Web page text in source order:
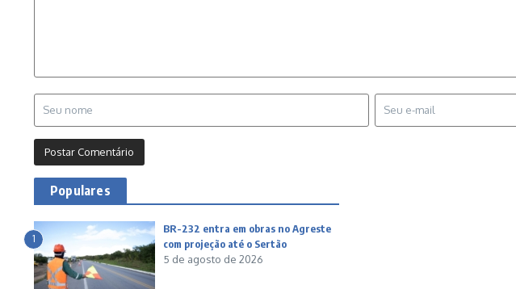
Populares
1
BR-232 entra em obras no Agreste
com projeção até o Sertão
5 de agosto de 2026